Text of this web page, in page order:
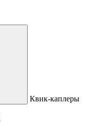
Квик-каплеры